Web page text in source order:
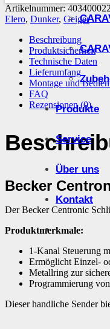
Produkte
Service
Über uns
Kontakt
Artikelnummer:
Elero, Dunker, Geiger
Beschreibung
Produktsicherheit
Technische Daten
Lieferumfang
Montage und
FAQ
Rezensionen (0)
Becker
Der Becker Centronic
Produktmerkmale:
1-Kanal Steuerung
Ermöglicht Einzel-
Metallring zur
Programmierung
Dieser handliche Sender